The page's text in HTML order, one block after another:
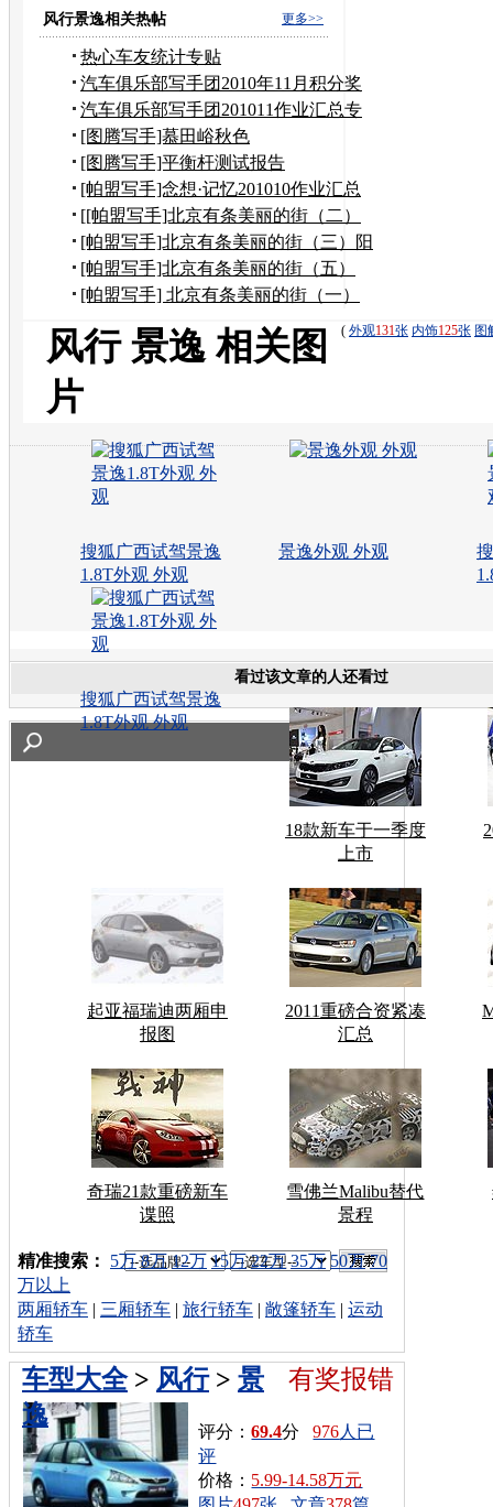
更多>>
风行景逸相关热帖
热心车友统计专贴
汽车俱乐部写手团2010年11月积分奖
励申请
汽车俱乐部写手团201011作业汇总专
贴
[图腾写手]慕田峪秋色
[图腾写手]平衡杆测试报告
[帕盟写手]念想·记忆201010作业汇总
[[帕盟写手]北京有条美丽的街（二）
到奶奶家作客
[帕盟写手]北京有条美丽的街（三）阳
台上观望美景
[帕盟写手]北京有条美丽的街（五）
——风水宝地
[帕盟写手] 北京有条美丽的街（一）
( 外观131张 内饰125张 图
风行 景逸 相关图
片
搜狐广西试驾景逸
1.8T外观 外观
景逸外观 外观
搜狐广西试驾景逸
1.8T外观 外观
看过该文章的人还看过
18款新车于一季度
上市
起亚福瑞迪两厢申
报图
2011重磅合资紧凑
汇总
奇瑞21款重磅新车
谍照
雪佛兰Malibu替代
景程
车型搜索：
精准搜索： 5万 8万 12万 15万 22万 35万 50万 70
万以上
两厢轿车 | 三厢轿车 | 旅行轿车 | 敞篷轿车 | 运动
轿车
有奖报错
车型大全> 风行> 景
逸
评分：69.4分976人已
评
价格： 5.99-14.58万元